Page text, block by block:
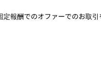
報酬でのオファーでのお取引